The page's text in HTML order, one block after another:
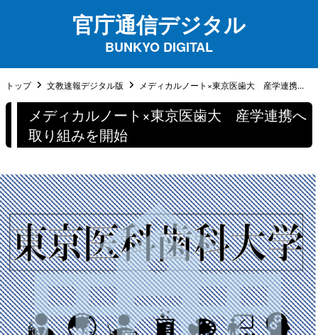
官庁通信デジタル
BUNKYO DIGITAL
トップ 文教速報デジタル版 メディカルノート×東京医歯大 産学連携...
メディカルノート×東京医歯大 産学連携へ
取り組みを開始